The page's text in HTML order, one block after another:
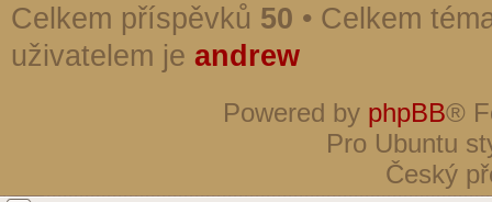
Celkem příspěvků 50 • Celkem
uživatelem je andrew
Powered by phpBB®
Pro Ubuntu
Český